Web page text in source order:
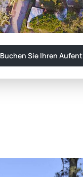
Buchen Sie Ihren